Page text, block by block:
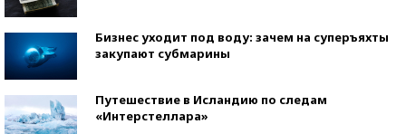
Бизнес уходит под воду: зачем на суперъяхты
закупают субмарины
Путешествие в Исландию по следам
«Интерстеллара»